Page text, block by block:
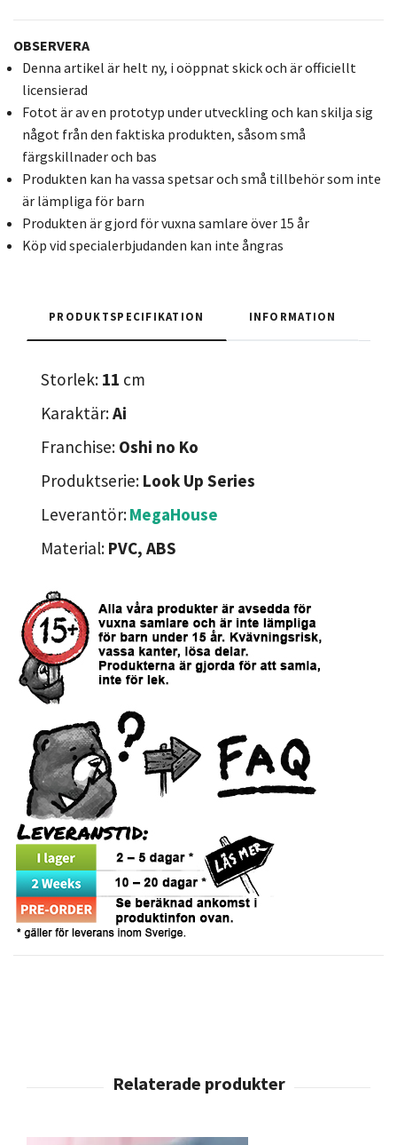
OBSERVERA
Denna artikel är helt ny, i oöppnat skick och är officiellt
licensierad
Fotot är av en prototyp under utveckling och kan skilja sig
något från den faktiska produkten, såsom små
färgskillnader och bas
Produkten kan ha vassa spetsar och små tillbehör som inte
är lämpliga för barn
Produkten är gjord för vuxna samlare över 15 år
Köp vid specialerbjudanden kan inte ångras
PRODUKTSPECIFIKATION INFORMATION
Storlek: 11 cm
Karaktär:Ai
Franchise: Oshi no Ko
Produktserie: Look Up Series
Leverantör:MegaHouse
Material: PVC, ABS